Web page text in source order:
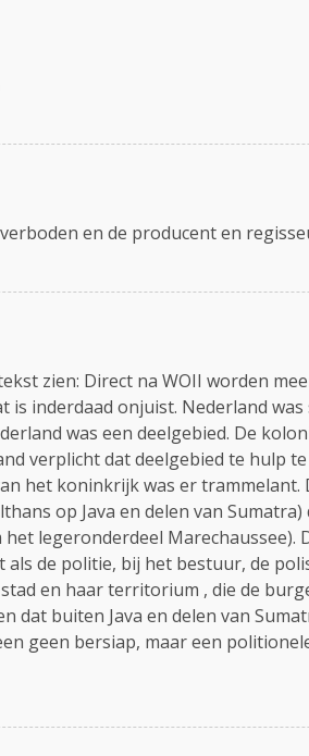
en de producent en
zien: Direct na WOII worden
is inderdaad onjuist. Nederland
was een deelgebied. De
verplicht dat deelgebied te hulp
het koninkrijk was er
op Java en delen van
legeronderdeel
de politie, bij het bestuur, de
en haar territorium , die de
dat buiten Java en delen van
geen bersiap, maar een